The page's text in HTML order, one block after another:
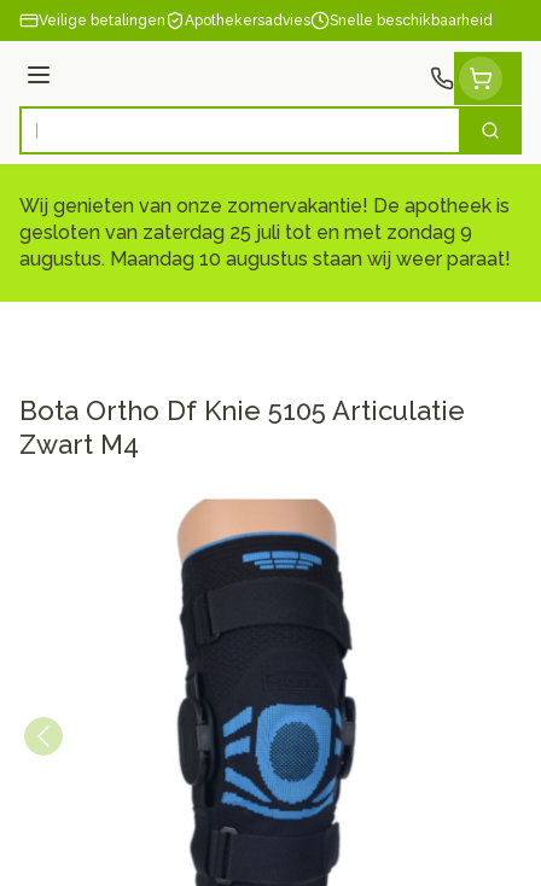
Ga naar de inhoud
Veilige betalingen Apothekersadvies Snelle beschikbaarheid
Menu
Product, merk, categorie... Zoek
Wij genieten van onze zomervakantie! De apotheek is
gesloten van zaterdag 25 juli tot en met zondag 9
augustus. Maandag 10 augustus staan wij weer paraat!
Bota Ortho Df Knie 5105 Articulatie
Zwart M4